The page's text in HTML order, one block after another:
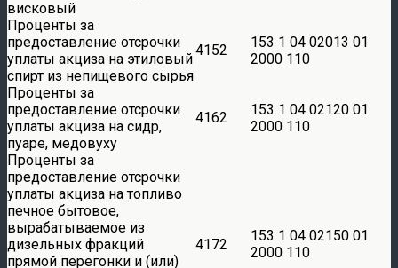
висковый
Проценты за
предоставление отсрочки
уплаты акциза на этиловый
спирт из непищевого сырья
4152
153 1 04 02013 01
2000 110
Проценты за
предоставление отсрочки
уплаты акциза на сидр,
пуаре, медовуху
4162
153 1 04 02120 01
2000 110
Проценты за
предоставление отсрочки
уплаты акциза на топливо
печное бытовое,
вырабатываемое из
дизельных фракций
прямой перегонки и (или)
4172
153 1 04 02150 01
2000 110